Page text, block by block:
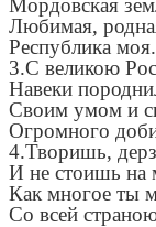
Любимая,
Республика моя.
3.С великою
Навеки
Своим умом и
Огромного
4.Творишь,
И не стоишь на
Как многое ты
Со всей